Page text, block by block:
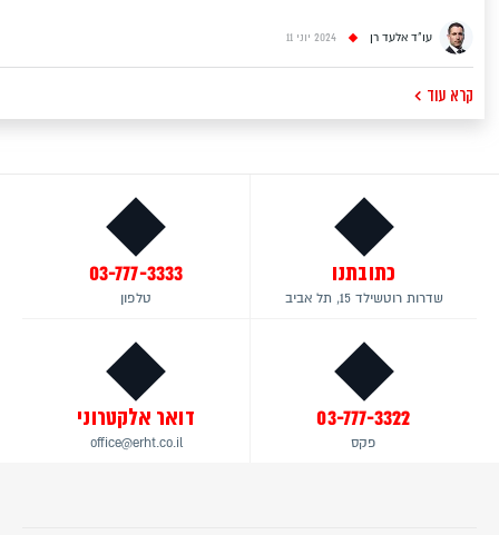
עו"ד אלעד רן 2024 יוני 11
קרא עוד
כתובתנו
שדרות רוטשילד 15, תל אביב
03-777-3333
טלפון
03-777-3322
פקס
דואר אלקטרוני
office@erht.co.il